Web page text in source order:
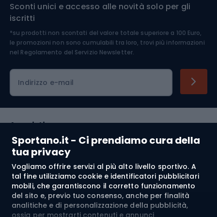
Sportano.it - Ci prendiamo cura della
tua privacy
Vogliamo offrire servizi al più alto livello sportivo. A
tal fine utilizziamo cookie e identificatori pubblicitari
mobili, che garantiscono il corretto funzionamento
del sito e, previo tuo consenso, anche per finalità
analitiche e di personalizzazione della pubblicità,
ossia per mostrarti contenuti e annunci
Medicina dello sport
Abbigliamento ciclistico
Sconti unici e accesso alle novità solo per gli
iscritti
*su prodotti non scontati del valore totale superiore a 100 Euro,
le promozioni non sono cumulabili tra loro, trovi più informazioni
nel Regolamento del Servizio Newsletter.
Indirizzo e-mail
Acquisti
Servizio clienti
Regolamento
Chi siamo